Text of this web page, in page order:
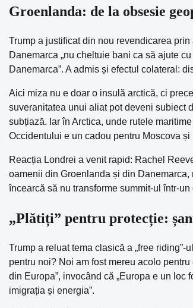
Groenlanda: de la obsesie
Trump a justificat din nou revendicarea
Danemarca „nu cheltuie bani ca să ajute
Danemarca”. A admis și efectul colateral:
Aici miza nu e doar o insulă arctică, ci
suveranitatea unui aliat pot deveni subiect
subțiază. Iar în Arctica, unde rutele
Occidentului e un cadou pentru Moscova și
Reacția Londrei a venit rapid: Rachel
oamenii din Groenlanda și din
încearcă să nu transforme summit-ul într-
„Plătiți” pentru protecție:
Trump a reluat tema clasică a „free
pentru noi? Noi am fost mereu acolo
din Europa”, invocând că „Europa e un loc
imigrația și energia”.